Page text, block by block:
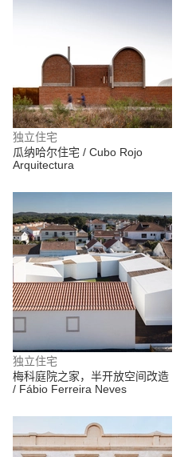
独立住宅
瓜纳哈尔住宅 / Cubo Rojo
Arquitectura
独立住宅
梅科庭院之家，半开放空间改造
/ Fábio Ferreira Neves